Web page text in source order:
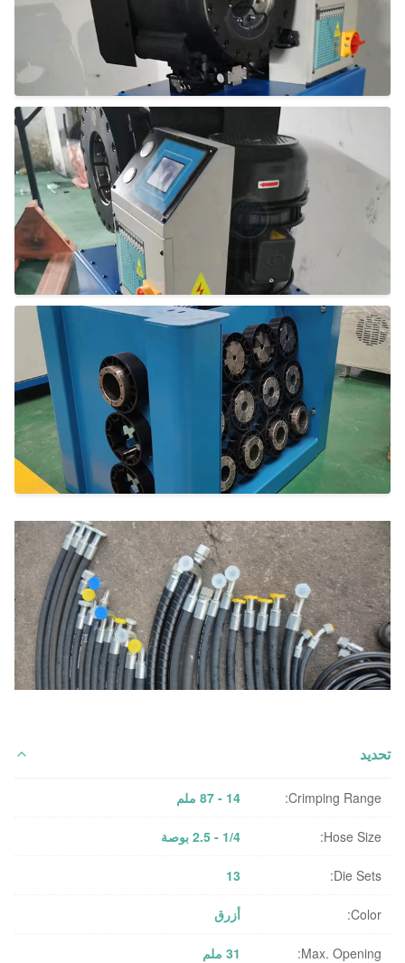
تحديد
Crimping Range: 14 - 87 ملم
Hose Size: 1/4 - 2.5 بوصة
Die Sets:
13
Color: أزرق
Max. Opening: 31 ملم